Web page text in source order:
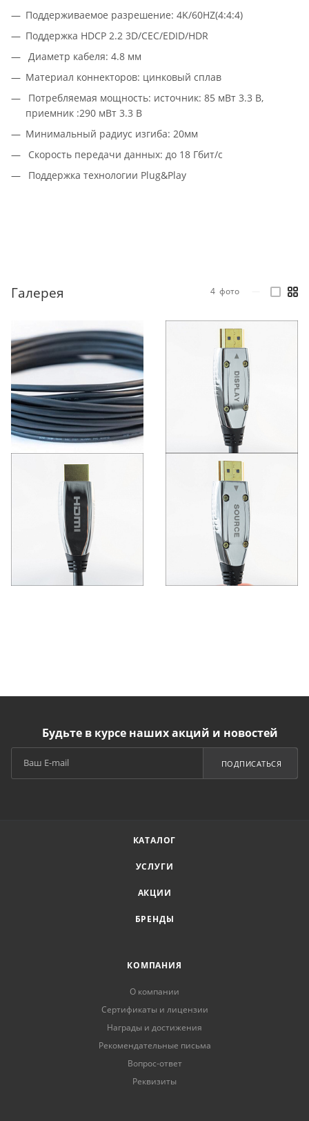
Поддерживаемое разрешение: 4K/60HZ(4:4:4)
Поддержка HDCP 2.2 3D/CEC/EDID/HDR
Диаметр кабеля: 4.8 мм
Материал коннекторов: цинковый сплав
Потребляемая мощность: источник: 85 мВт 3.3 В,
приемник :290 мВт 3.3 В
Минимальный радиус изгиба: 20мм
Скорость передачи данных: до 18 Гбит/с
Поддержка технологии Plug&Play
Галерея 4 фото
Будьте в курсе наших акций и новостей
ПОДПИСАТЬСЯ
КАТАЛОГ
УСЛУГИ
АКЦИИ
БРЕНДЫ
КОМПАНИЯ
О компании
Сертификаты и лицензии
Награды и достижения
Рекомендательные письма
Вопрос-ответ
Реквизиты